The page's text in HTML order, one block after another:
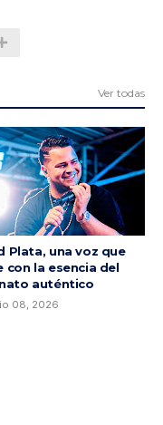
Ver todas
Plata, una voz que
con la esencia del
auténtico
08, 2026